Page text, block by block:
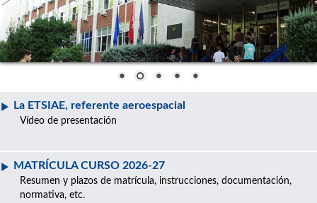
La ETSIAE, referente aeroespacial
Vídeo de presentación
MATRÍCULA CURSO 2026-27
Resumen y plazos de matrícula, instrucciones, documentación,
normativa, etc.